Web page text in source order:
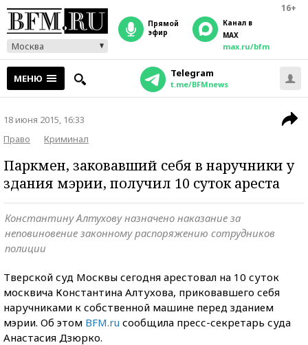
16+
Москва
прямой
эфир
Канал в
MAX
max.ru/bfm
МЕНЮ Telegram
t.me/BFMnews
18 июня 2015, 16:33
Право
Криминал
Паркмен, заковавший себя в наручники у
здания мэрии, получил 10 суток ареста
Константину Алтухову назначено наказание за
неповиновение законному распоряжению сотрудников
полиции
Тверской суд Москвы сегодня арестовал на 10 суток
москвича Константина Алтухова, приковавшего себя
наручниками к собственной машине перед зданием
мэрии. Об этом BFM.ru сообщила пресс-секретарь суда
Анастасия Дзюрко.